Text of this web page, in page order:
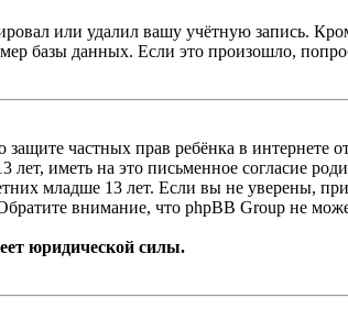
или удалил вашу учётную запись.
базы данных. Если это произошло,
частных прав ребёнка в
иметь на это письменное согласие
младше 13 лет. Если вы не уверены,
внимание, что phpBB Group не
юридической силы.